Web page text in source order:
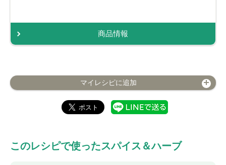
商品情報
マイレシピに追加
このレシピで使ったスパイス＆ハーブ